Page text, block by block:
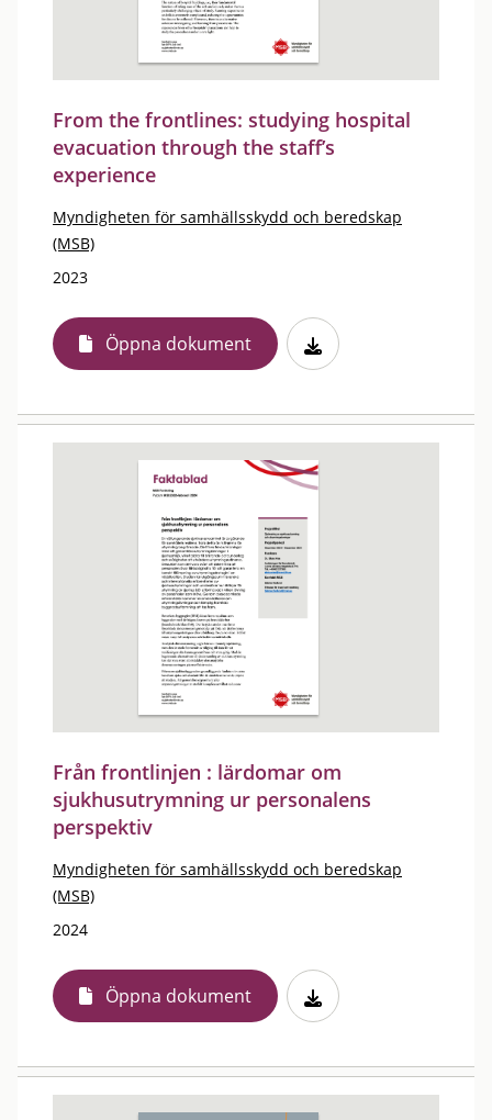
From the frontlines: studying hospital
evacuation through the staff’s
experience
Myndigheten för samhällsskydd och beredskap
(MSB)
2023
Öppna dokument
Från frontlinjen : lärdomar om
sjukhusutrymning ur personalens
perspektiv
Myndigheten för samhällsskydd och beredskap
(MSB)
2024
Öppna dokument